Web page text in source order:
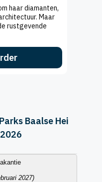
haar diamanten,
Maar
rustgevende
Baalse Hei
2027)